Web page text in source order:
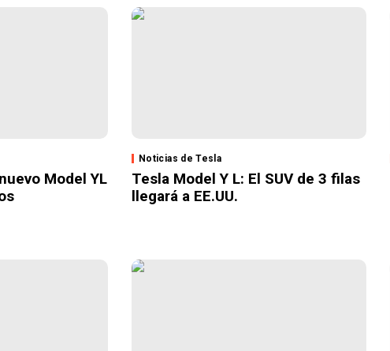
Model YL
Noticias de Tesla
Tesla Model Y L: El SUV de 3 filas
llegará a EE.UU.